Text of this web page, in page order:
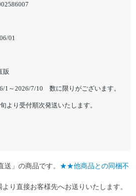
01
販
1～2026/7/10 数に限りがございます。
より受付順次発送いたします。
送」の商品です。 ★★他商品との同梱不
り直接お客様先へお送りいたします。